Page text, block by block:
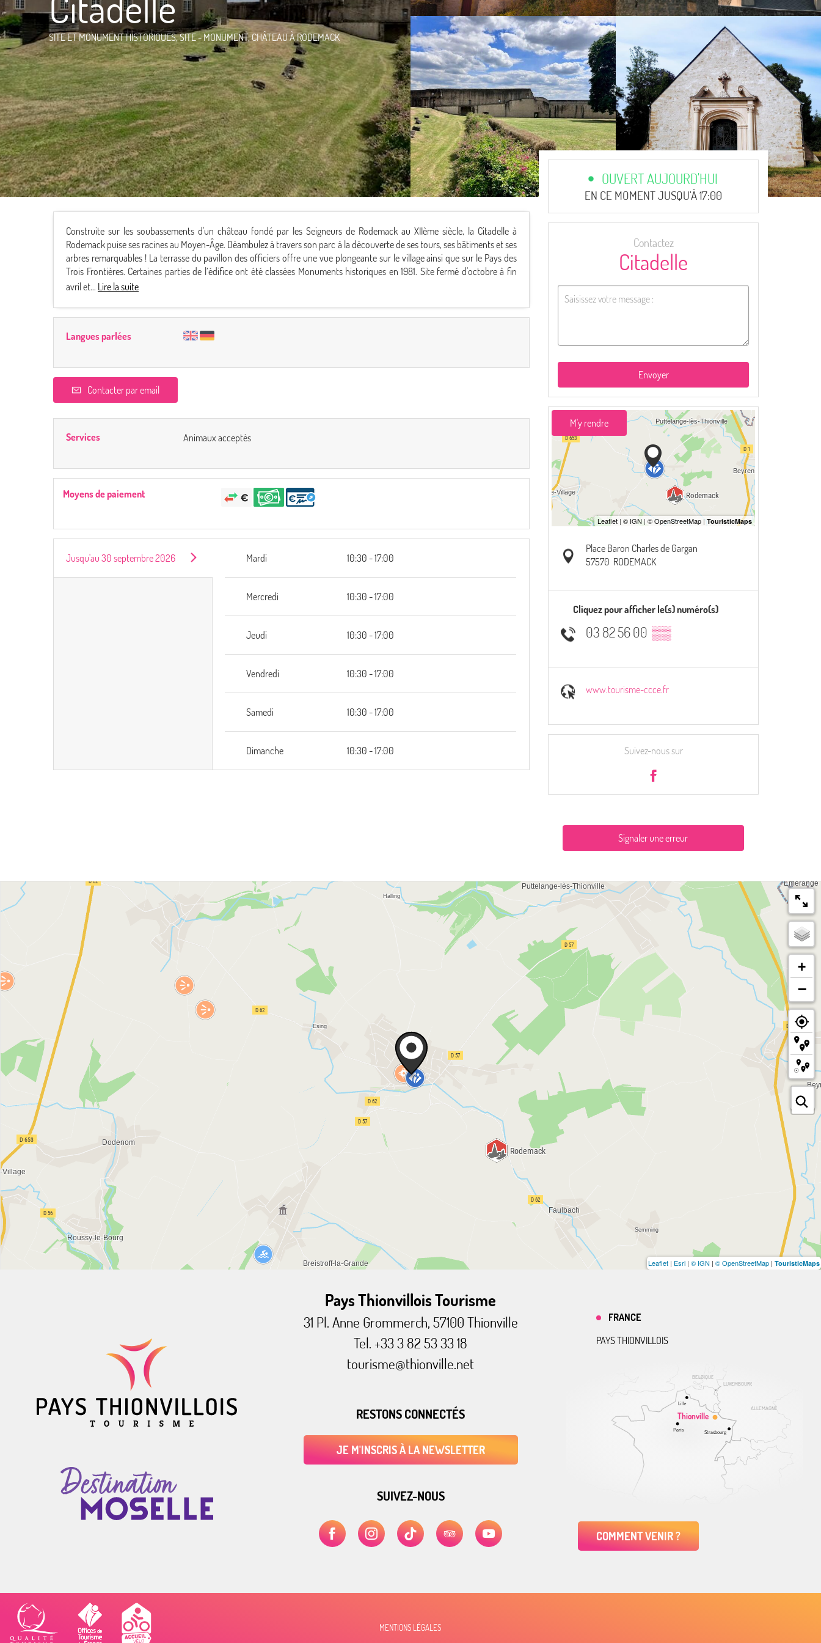
SITE ET MONUMENT HISTORIQUES,SITE - MONUMENT,CHÂTEAUÀ RODEMACK
Construite sur les soubassements d'un château fondé par les Seigneurs de Rodemack au XIIème siècle, la Citadelle à
Rodemack puise ses racines au Moyen-Âge. Déambulez à travers son parc à la découverte de ses tours, ses bâtiments et ses
arbres remarquables ! La terrasse du pavillon des officiers offre une vue plongeante sur le village ainsi que sur le Pays des
Trois Frontières. Certaines parties de l’édifice ont été classées Monuments historiques en 1981. Site fermé d'octobre à fin
avril et... Lire la suite
Langues parlées
Contacter par email
Services Animaux acceptés
Moyens de paiement
Jusqu'au 30 septembre 2026 Mardi 10:30 - 17:00
Mercredi 10:30 - 17:00
Jeudi 10:30 - 17:00
Vendredi 10:30 - 17:00
Samedi 10:30 - 17:00
Dimanche 10:30 - 17:00
OUVERT AUJOURD'HUI
EN CE MOMENT JUSQU'À 17:00
Contactez
Citadelle
Envoyer
M'y rendre
Place Baron Charles de Gargan
57570 RODEMACK
Cliquez pour afficher le(s) numéro(s)
03 82 56 00 ▒▒
www.tourisme-ccce.fr
Suivez-nous sur
Signaler une erreur
+
−
Leaflet | Esri | © IGN | © OpenStreetMap | TouristicMaps
Pays Thionvillois Tourisme
31 Pl. Anne Grommerch, 57100 Thionville
Tel. +33 3 82 53 33 18
tourisme@thionville.net
RESTONS CONNECTÉS
JE M'INSCRIS À LA NEWSLETTER
SUIVEZ-NOUS
ALLEMAGNE
BELGIQUE
LUXEMBOURG
Thionville
Lille
Paris Strasbourg
FRANCE
PAYS THIONVILLOIS
COMMENT VENIR ?
MENTIONS LÉGALES